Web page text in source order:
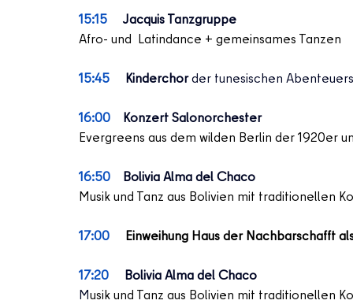
15:15
Jacquis Tanzgruppe
Afro- und  Latindance + gemeinsames Tanzen
15:45 Kinderchor der tunesischen
16:00
Konzert Salonorchester
Evergreens aus dem wilden Berlin der 1920er
16:50 Bolivia Alma del Chaco
Musik und Tanz aus Bolivien mit traditionellen
17:00 Einweihung Haus der Nachbarschafft
17:20
Bolivia Alma del Chaco
Musik und Tanz aus Bolivien mit traditionellen